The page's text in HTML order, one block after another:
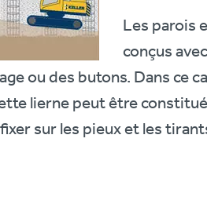
Les parois
conçus
ou des butons. Dans ce
lierne peut être
sur les pieux et les